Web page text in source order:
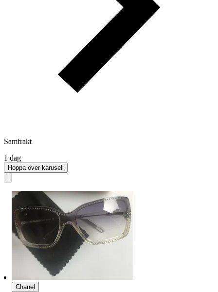
Samfrakt
1 dag
Hoppa över karusell
Chanel